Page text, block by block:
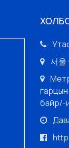
서울
гарцын
байр/-